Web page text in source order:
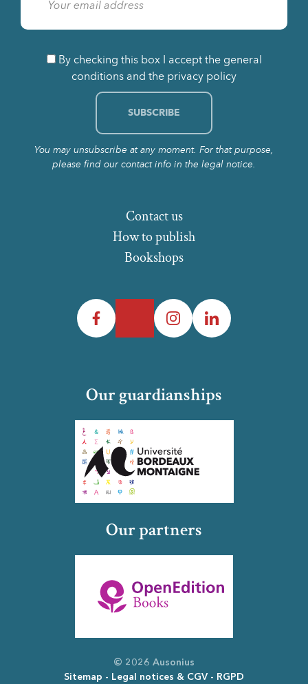
By checking this box I accept the general
conditions and the privacy policy
You may unsubscribe at any moment. For that purpose,
please find our contact info in the legal notice.
How to publish
Bookshops
Contact us
Facebook InstagramLinkedIn
Our guardianships
Our partners
© 2026 Ausonius
Sitemap
Legal notices & CGV RGPD